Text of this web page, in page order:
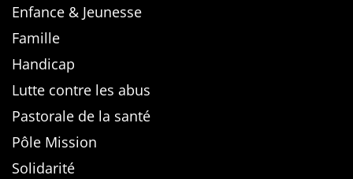
Enfance & Jeunesse
Famille
Handicap
Lutte contre les abus
Pastorale de la santé
Pôle Mission
Solidarité